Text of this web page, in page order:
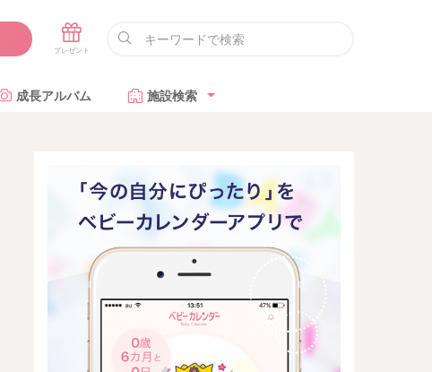
成長アルバム 施設検索